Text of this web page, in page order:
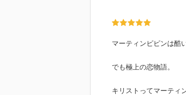
マーティンピピンは酷
でも極上の恋物語。
キリストってマーティ